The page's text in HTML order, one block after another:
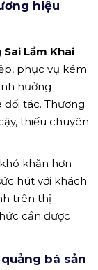
hiệu
Sai Lầm Khai
phục vụ kém
hưởng
tác. Thương
thiếu chuyên
khăn hơn
hút với khách
trên thị
cần được
bá sản